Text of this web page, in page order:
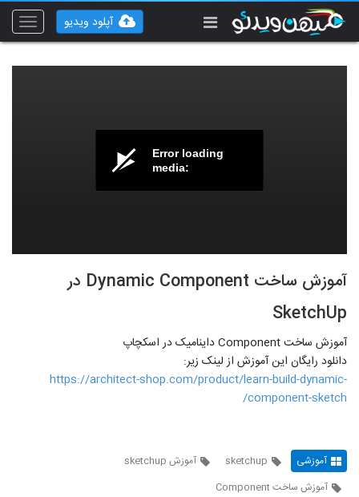
Toggle
آپلود ویدیو
Error loading
media:
آموزش ساخت Dynamic Component در
SketchUp
آموزش ساخت Component داینامیک در اسکچاپ
دانلود رایگان این آموزش از لینک زیر:
https://architect-shop.com/product/learn-build-dynamic-
component-sketch/
آموزشی sketchup
آموزش sketchup
آموزش ساخت Component